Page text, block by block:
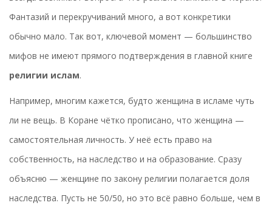
Фантазий и перекручиваний много, а вот конкретики
обычно мало. Так вот, ключевой момент — большинство
мифов не имеют прямого подтверждения в главной книге
религии ислам.
Например, многим кажется, будто женщина в исламе чуть
ли не вещь. В Коране чётко прописано, что женщина —
самостоятельная личность. У неё есть право на
собственность, на наследство и на образование. Сразу
объясню — женщине по закону религии полагается доля
наследства. Пусть не 50/50, но это всё равно больше, чем в